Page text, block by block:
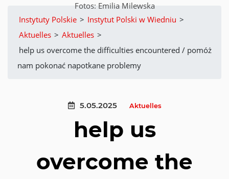
Fotos: Emilia Milewska
Instytuty Polskie > Instytut Polski w Wiedniu >
Aktuelles > Aktuelles >
help us overcome the difficulties encountered / pomóż
nam pokonać napotkane problemy
5.05.2025 Aktuelles
help us
overcome the